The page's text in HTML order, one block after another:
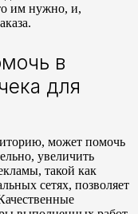
им нужно, и,
в
для
может помочь
увеличить
такой как
сетях, позволяет